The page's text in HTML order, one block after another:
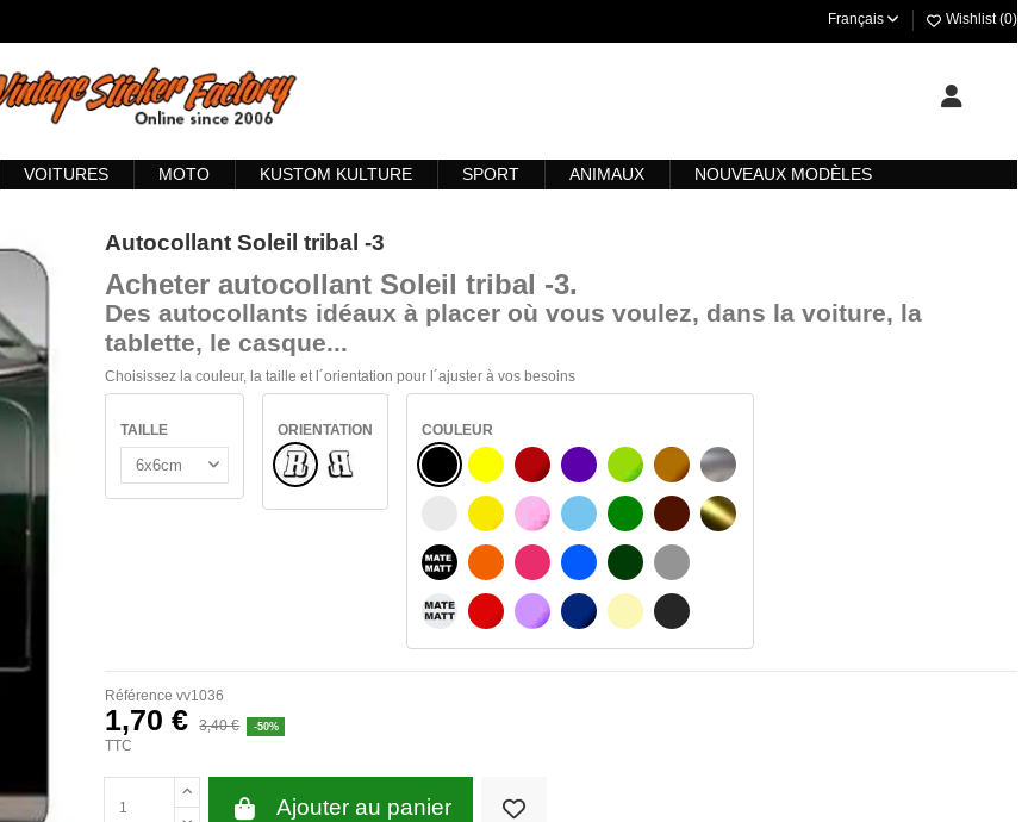
Français Wishlist (0)
VOITURES MOTO KUSTOM KULTURE SPORT ANIMAUX NOUVEAUX MODÈLES
Autocollant Soleil tribal -3
Acheter autocollant Soleil tribal -3.
Des autocollants idéaux à placer où vous voulez, dans la voiture, la
tablette, le casque...
Choisissez la couleur, la taille et l´orientation pour l´ajuster à vos besoins
TAILLE
ORIENTATION
NormalRenversé
COULEUR
NOIR
BLANC
NOIR MATÉ
BLANC MATÉ
JAUNE
JAUNE AMBRE
ORANGE
ROUGE
BOURGOGNE
ROSA
FUCHSIA
PURPLE
VIOLET
BLEU CLAIR
BLAU
BLEU FONCÉ
VERT CLAIR
VERT
VERT FONCÉ
BEIGE
NOISETTE
BRUN FONCÉ
GRIS CLAIR
GRIS FONCÉ
ARGENT
OR
Référence vv1036
1,70 € 3,40 € -50%
TTC
Ajouter au panier